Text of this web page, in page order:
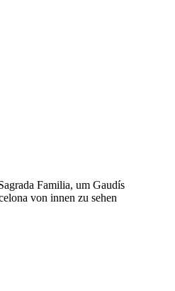
Familia, um Gaudís
von innen zu sehen